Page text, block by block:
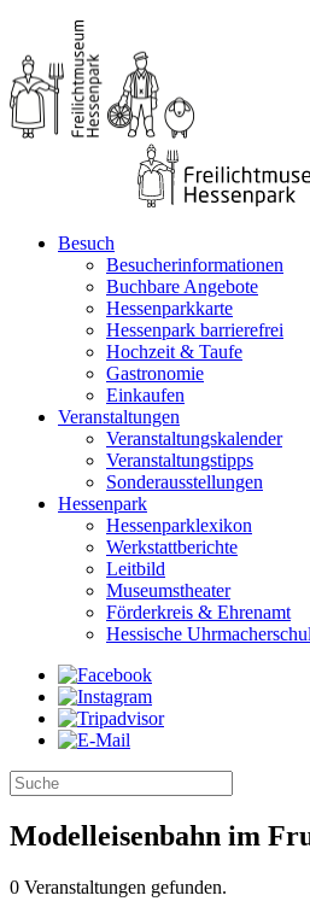
Besuch
Besucherinformationen
Buchbare Angebote
Hessenparkkarte
Hessenpark barrierefrei
Hochzeit & Taufe
Gastronomie
Einkaufen
Veranstaltungen
Veranstaltungskalender
Veranstaltungstipps
Sonderausstellungen
Hessenpark
Hessenparklexikon
Werkstattberichte
Leitbild
Museumstheater
Förderkreis & Ehrenamt
Hessische
Modelleisenbahn im
0 Veranstaltungen gefunden.